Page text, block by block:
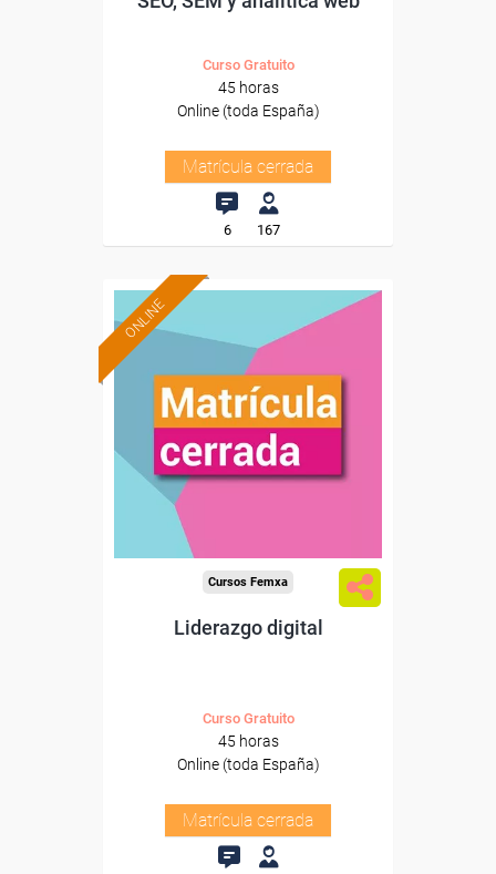
Curso Gratuito
45 horas
Online (toda España)
Matrícula cerrada
6 167
ONLINE
Cursos Femxa
Liderazgo digital
Curso Gratuito
45 horas
Online (toda España)
Matrícula cerrada